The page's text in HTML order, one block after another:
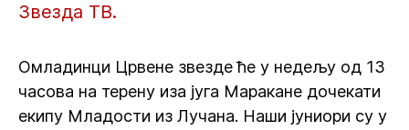
Звезда ТВ.
Омладинци Црвене звезде ће у недељу од 13
часова на терену иза југа Маракане дочекати
екипу Младости из Лучана. Наши јуниори су у